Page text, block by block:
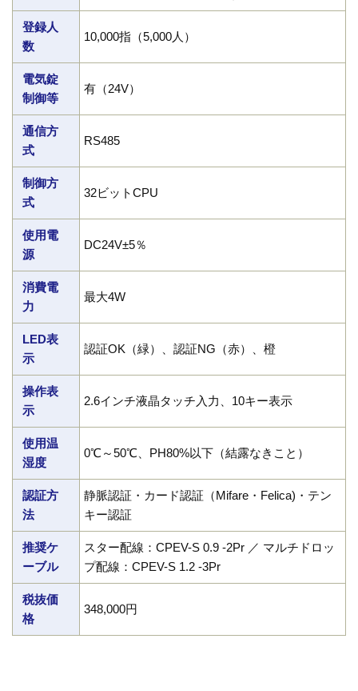
登録人
数
10,000指（5,000人）
電気錠
制御等
有（24V）
通信方
式
RS485
制御方
式
32ビットCPU
使用電
源
DC24V±5％
消費電
力
最大4W
LED表
示
認証OK（緑）、認証NG（赤）、橙
操作表
示
2.6インチ液晶タッチ入力、10キー表示
使用温
湿度
0℃～50℃、PH80%以下（結露なきこと）
認証方
法
静脈認証・カード認証（Mifare・Felica)・テン
キー認証
推奨ケ
ーブル
スター配線：CPEV-S 0.9 -2Pr ／ マルチドロッ
プ配線：CPEV-S 1.2 -3Pr
税抜価
格
348,000円